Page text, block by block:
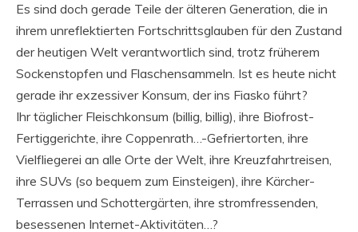
Es sind doch gerade Teile der älteren Generation, die in
ihrem unreflektierten Fortschrittsglauben für den Zustand
der heutigen Welt verantwortlich sind, trotz früherem
Sockenstopfen und Flaschensammeln. Ist es heute nicht
gerade ihr exzessiver Konsum, der ins Fiasko führt?
Ihr täglicher Fleischkonsum (billig, billig), ihre Biofrost-
Fertiggerichte, ihre Coppenrath…-Gefriertorten, ihre
Vielfliegerei an alle Orte der Welt, ihre Kreuzfahrtreisen,
ihre SUVs (so bequem zum Einsteigen), ihre Kärcher-
Terrassen und Schottergärten, ihre stromfressenden,
besessenen Internet-Aktivitäten…?